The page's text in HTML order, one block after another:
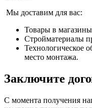
Мы доставим для вас:
Товары в
Стройматериалы
Технологическое
место монтажа.
Заключите
С момента получения